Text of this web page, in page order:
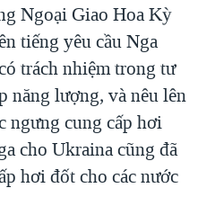
Ngoại Giao Hoa Kỳ
tiếng yêu cầu Nga
trách nhiệm trong tư
năng lượng, và nêu lên
ngưng cung cấp hơi
cho Ukraina cũng đã
hơi đốt cho các nước